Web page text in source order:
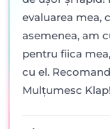
evaluarea mea,
asemenea, am
pentru fiica
cu el.
Mulțumesc Klap!